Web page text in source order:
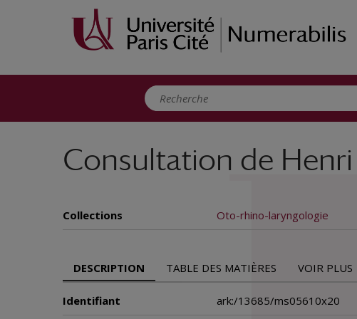
Consultation de
Collections Oto-rhino-laryngologie
DESCRIPTION TABLE DES MATIÈRES VOIR PLUS
Identifiant ark:/13685/ms05610x20
Panneau de gestion des cookies